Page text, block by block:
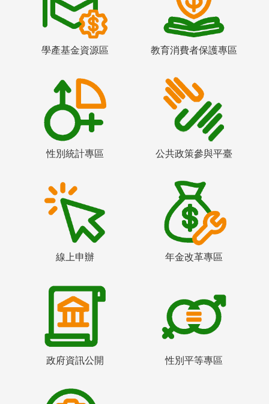
學產基金資源區 教育消費者保護專區
性別統計專區 公共政策參與平臺
線上申辦 年金改革專區
政府資訊公開 性別平等專區